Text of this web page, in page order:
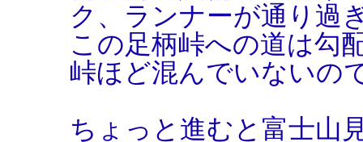
ク、ランナーが通り過
この足柄峠への道は勾
峠ほど混んでいない
ちょっと進むと富士山